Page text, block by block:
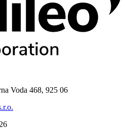
Voda 468, 925 06